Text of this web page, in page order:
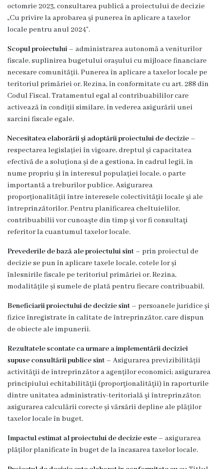
Competențele
primarului
Dispozițiile
primarului
Plăți
salariale
încasate
Întreprinderi
subordonate
Grădinița
nr.1
copilăriei”
Grădinița
nr.2
,,Andrieș”
Grădinița
nr.5
,,Bucuria”
Grădinița
nr.6
,,Cocoșelul
octomrie 2023, consultarea publică a proiectului de decizie
„Cu privire la aprobarea şi punerea în aplicare a taxelor
locale pentru anul 2024”.
Scopul proiectului – administrarea autonomă a veniturilor
fiscale, suplinirea bugetului orașului cu mijloace financiare
necesare comunității. Punerea în aplicare a taxelor locale pe
teritoriul primăriei or. Rezina, în conformitate cu art. 288 din
Codul Fiscal. Tratamentul egal al contribuabililor care
activează în condiții similare, în vederea asigurării unei
sarcini fiscale egale.
Necesitatea elaborării şi adoptării proiectului de decizie –
respectarea legislației în vigoare, dreptul și capacitatea
efectivă de a soluționa și de a gestiona, în cadrul legii, în
nume propriu și în interesul populației locale, o parte
importantă a treburilor publice. Asigurarea
proporționalității între interesele colectivității locale şi ale
întreprinzătorilor. Pentru planificarea cheltuielilor,
contribuabilii vor cunoaşte din timp şi vor fi consultaţi
referitor la cuantumul taxelor locale.
Prevederile de bază ale proiectului sînt – prin proiectul de
decizie se pun în aplicare taxele locale, cotele lor și
înlesnirile fiscale pe teritoriul primăriei or. Rezina,
modalitățile și sumele de plată pentru fiecare contribuabil.
Beneficiarii proiectului de decizie sînt – persoanele juridice și
fizice înregistrate în calitate de întreprinzător, care dispun
de obiecte ale impunerii.
Rezultatele scontate ca urmare a implementării deciziei
supuse consultării publice sînt – Asigurarea previzibilității
activităţii de întreprinzător a agenților economici; asigurarea
principiului echitabilităţii (proporţionalităţii) în raporturile
dintre unitatea administrativ-teritorială şi întreprinzător;
asigurarea calculării corecte și vărsării depline ale plăților
taxelor locale în buget.
Impactul estimat al proiectului de decizie este – asigurarea
plăților planificate în buget de la încasarea taxelor locale.